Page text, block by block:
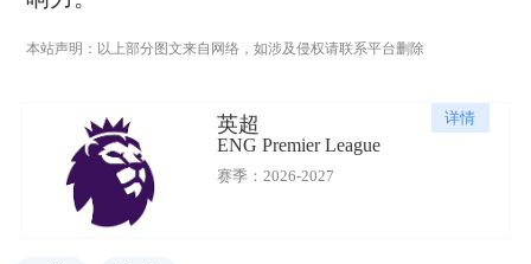
本站声明：以上部分图文来自网络，如涉及侵权请联系平台删除
详情
英超
ENG Premier League
赛季：2026-2027